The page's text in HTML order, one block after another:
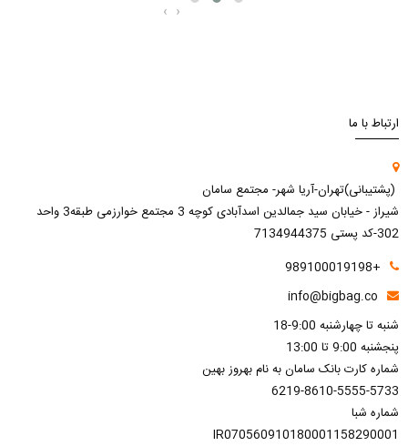
‹ ›
ارتباط با ما
(پشتیبانی)تهران-آریا شهر- مجتمع سامان
شیراز - خیابان سید جمالدین اسدآبادی کوچه 3 مجتمع خوارزمی طبقه3 واحد
302-کد پستی 7134944375
+989100019198
info@bigbag.co
شنبه تا چهارشنبه 9:00-18
پنجشنبه 9:00 تا 13:00
شماره کارت بانک سامان به نام بهروز بهین
6219-8610-5555-5733
شماره شبا
IR070560910180001158290001